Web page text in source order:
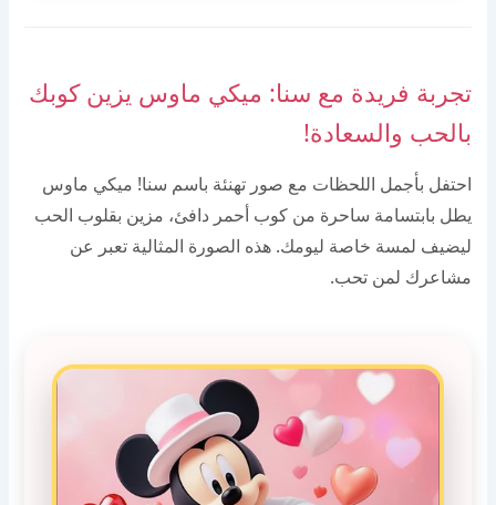
تجربة فريدة مع سنا: ميكي ماوس يزين كوبك
بالحب والسعادة!
احتفل بأجمل اللحظات مع صور تهنئة باسم سنا! ميكي ماوس
يطل بابتسامة ساحرة من كوب أحمر دافئ، مزين بقلوب الحب
ليضيف لمسة خاصة ليومك. هذه الصورة المثالية تعبر عن
مشاعرك لمن تحب.